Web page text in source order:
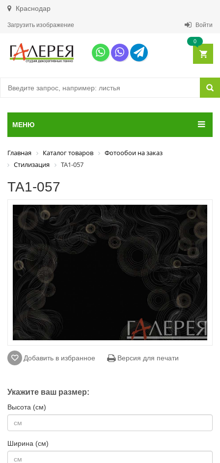
Краснодар
Загрузить изображение Войти
0
МЕНЮ
Главная Каталог товаров
Фотообои на заказ
Стилизация
ТА1-057
ТА1-057
Добавить в избранное Версия для печати
Укажите ваш размер:
Высота (см)
Ширина (см)